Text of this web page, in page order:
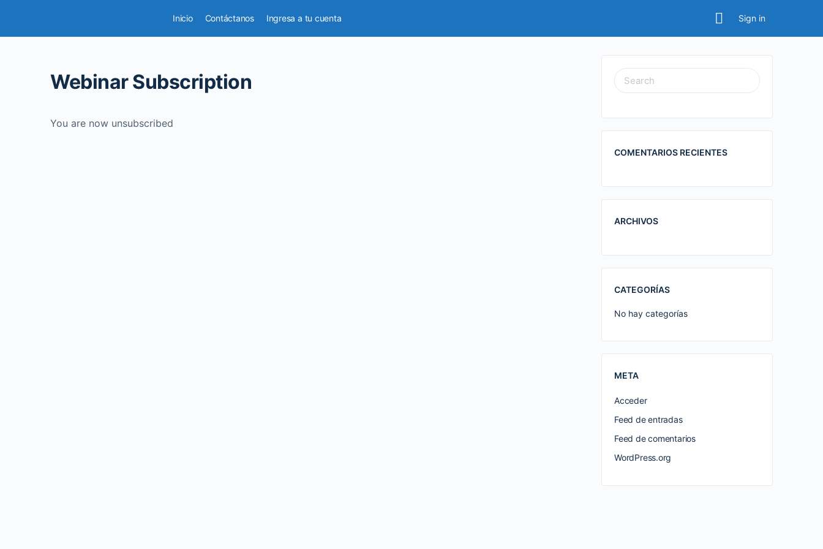
Inicio Contáctanos Ingresa a tu cuenta Sign in
Webinar Subscription
You are now unsubscribed
COMENTARIOS RECIENTES
ARCHIVOS
CATEGORÍAS
No hay categorías
META
Acceder
Feed de entradas
Feed de comentarios
WordPress.org